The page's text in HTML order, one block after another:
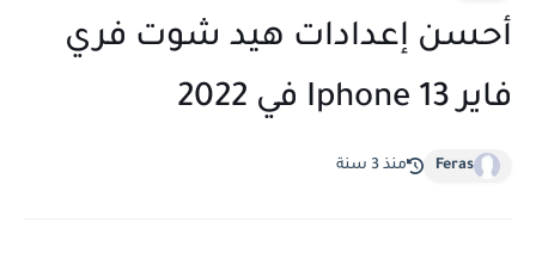
أحسن إعدادات هيد شوت فري
فاير Iphone 13 في 2022
Feras منذ 3 سنة